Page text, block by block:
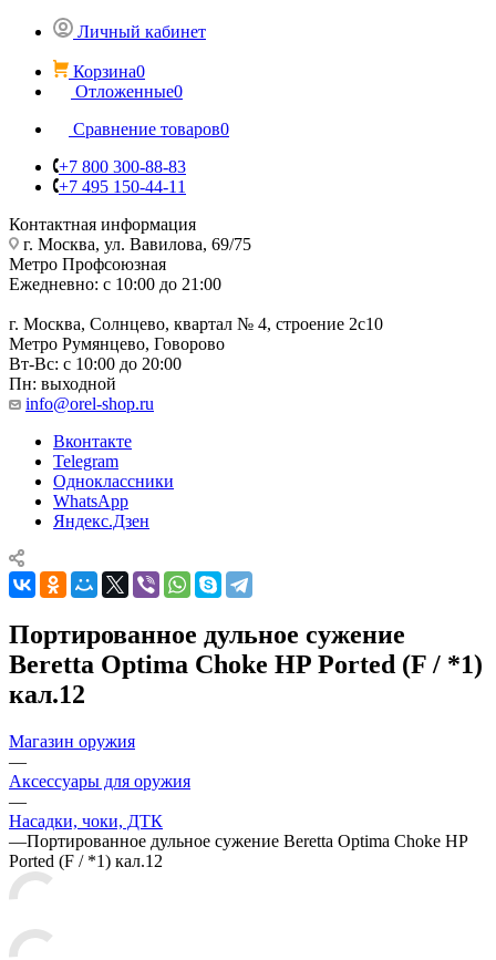
Личный кабинет
Корзина0
Отложенные0
Сравнение товаров0
+7 800 300-88-83
+7 495 150-44-11
Контактная информация
г. Москва, ул. Вавилова, 69/75
Метро Профсоюзная
Ежедневно: с 10:00 до 21:00
г. Москва, Солнцево, квартал № 4, строение 2с10
Метро Румянцево, Говорово
Вт-Вс: с 10:00 до 20:00
Пн: выходной
info@orel-shop.ru
Вконтакте
Telegram
Одноклассники
WhatsApp
Яндекс.Дзен
Портированное дульное сужение
Beretta Optima Choke HP Ported (F / *1)
кал.12
Магазин оружия
—
Аксессуары для оружия
—
Насадки, чоки, ДТК
—Портированное дульное сужение Beretta Optima Choke HP
Ported (F / *1) кал.12